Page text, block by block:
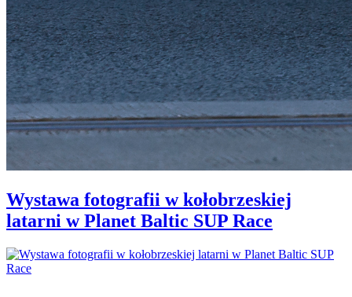
Wystawa fotografii w kołobrzeskiej
latarni w Planet Baltic SUP Race